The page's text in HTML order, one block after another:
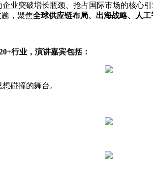
突破增长瓶颈、抢占国际市场的核心引
，聚焦全球供应链布局、出海战略、人
行业，演讲嘉宾包括：
碰撞的舞台。